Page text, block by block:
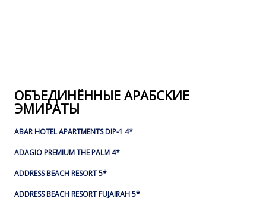
ОБЪЕДИНЁННЫЕ АРАБСКИЕ
ЭМИРАТЫ
ABAR HOTEL APARTMENTS DIP-1 4*
ADAGIO PREMIUM THE PALM 4*
ADDRESS BEACH RESORT 5*
ADDRESS BEACH RESORT FUJAIRAH 5*